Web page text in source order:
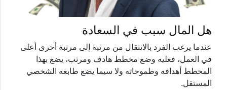
هل المال سبب في السعادة
عندما يرغب الفرد بالانتقال من مرتبة إلى مرتبة أخرى أعلى
في العمل، فعليه وضع مخطط هادف ومرتب، يضع بهذا
المخطط أهدافه وطموحاته ولا سيما يضع طابعه الشخصي
المستقل.